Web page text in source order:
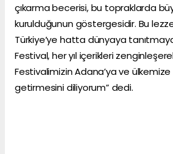
çıkarma becerisi, bu topraklarda
kurulduğunun göstergesidir. Bu
Türkiye’ye hatta dünyaya tanıtmaya
Festival, her yıl içerikleri
Festivalimizin Adana’ya ve
getirmesini diliyorum” dedi.